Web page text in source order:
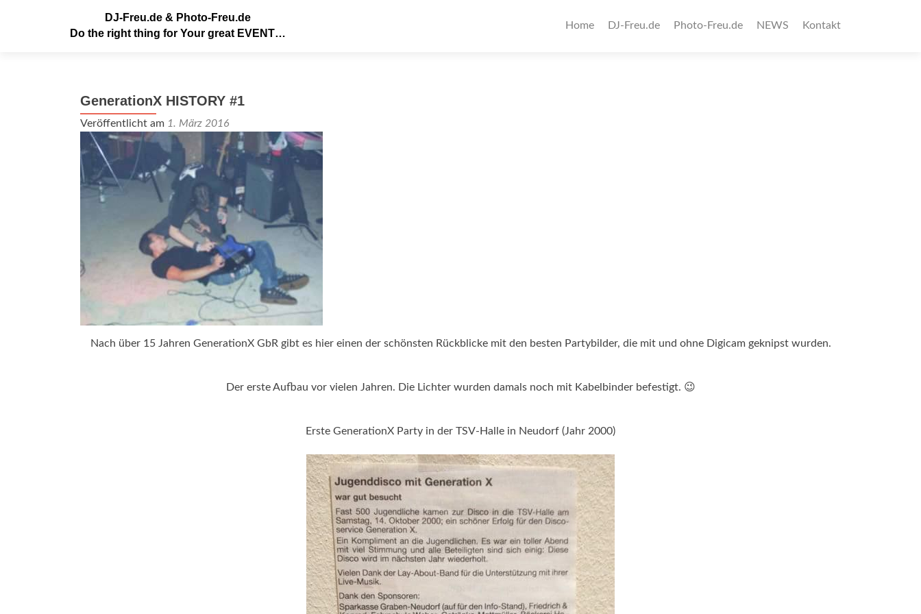
DJ-Freu.de & Photo-Freu.de
Do the right thing for Your great EVENT…
Home DJ-Freu.de Photo-Freu.de NEWS Kontakt
GenerationX HISTORY #1
Veröffentlicht am 1. März 2016
Nach über 15 Jahren GenerationX GbR gibt es hier einen der schönsten Rückblicke mit den besten Partybilder, die mit und ohne Digicam geknipst wurden.
Der erste Aufbau vor vielen Jahren. Die Lichter wurden damals noch mit Kabelbinder befestigt. 😉
Erste GenerationX Party in der TSV-Halle in Neudorf (Jahr 2000)